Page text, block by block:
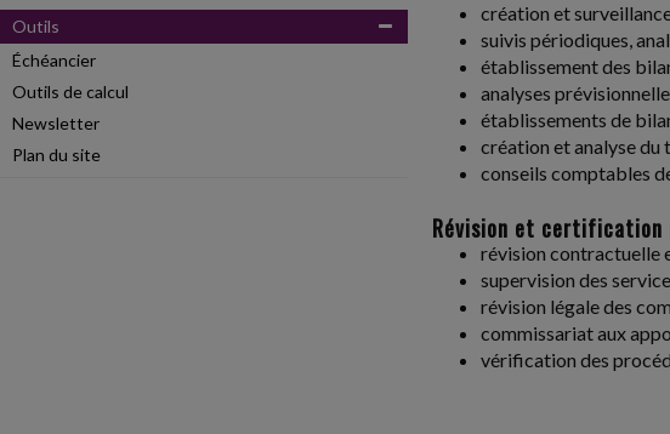
Outils
Échéancier
Outils de calcul
Newsletter
Plan du site
création et
suivis périodiques,
établissement des
analyses
établissements de
création et analyse du
conseils comptables
Révision et certification
révision contractuelle
supervision des
révision légale des
commissariat aux
vérification des